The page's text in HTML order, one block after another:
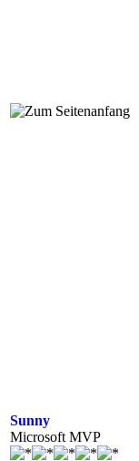
Sunny
Microsoft MVP